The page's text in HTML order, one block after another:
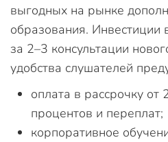
выгодных на рынке
образования. Инвестиции
за 2–3 консультации
удобства слушателей
оплата в рассрочку от
процентов и переплат;
корпоративное